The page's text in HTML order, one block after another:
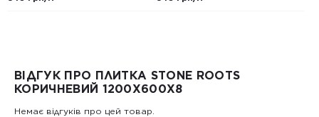
ВІДГУК ПРО ПЛИТКА STONE ROOTS
КОРИЧНЕВИЙ 1200Х600Х8
Немає відгуків про цей товар.